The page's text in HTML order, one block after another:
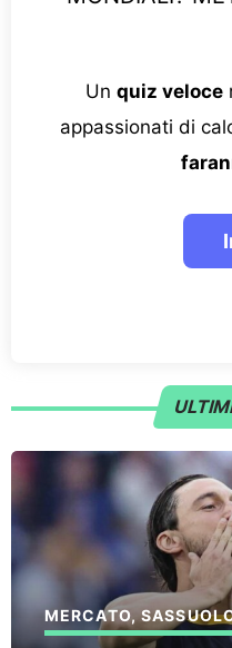
Un quiz veloce
appassionati di
MERCATO,